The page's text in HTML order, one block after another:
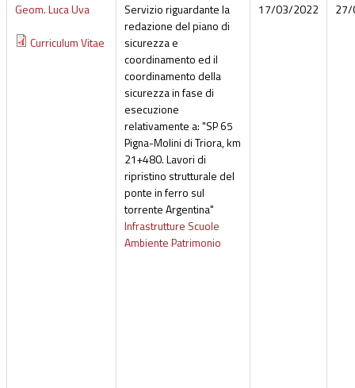
Geom. Luca Uva
Curriculum Vitae
Servizio riguardante la
redazione del piano di
sicurezza e
coordinamento ed il
coordinamento della
sicurezza in fase di
esecuzione
relativamente a: "SP 65
Pigna-Molini di Triora, km
21+480. Lavori di
ripristino strutturale del
ponte in ferro sul
torrente Argentina"
Infrastrutture Scuole
Ambiente Patrimonio
17/03/2022